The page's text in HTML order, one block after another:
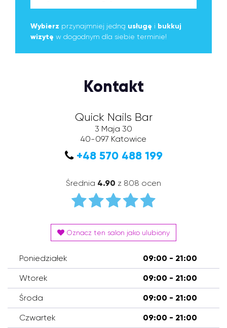
Wybierz przynajmniej jedną usługę i bukkuj
wizytę w dogodnym dla siebie terminie!
Kontakt
Quick Nails Bar
3 Maja 30
40-097 Katowice
+48 570 488 199
Średnia 4.90 z 808 ocen
Oznacz ten salon jako ulubiony
Poniedziałek 09:00 - 21:00
Wtorek 09:00 - 21:00
Środa 09:00 - 21:00
Czwartek 09:00 - 21:00